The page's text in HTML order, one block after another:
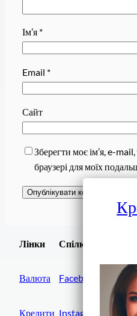
Ім’я *
Email *
Сайт
Зберегти моє ім’я, e-
браузері для моїх
Лінки
Валюта
Кредити
Спілки
Facebook
Instagram